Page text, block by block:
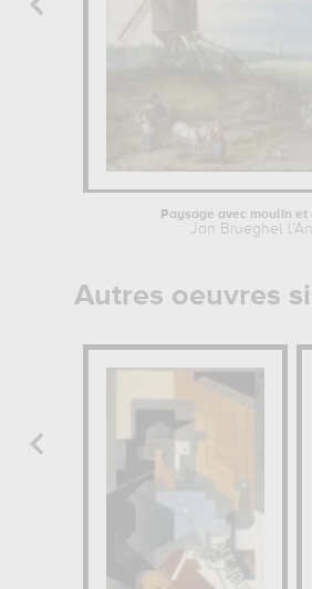
Paysage avec moulin et
Jan Brueghel
Autres oeuvres